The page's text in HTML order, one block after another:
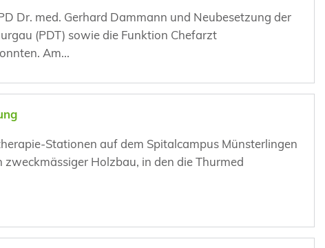
Dr. med. Gerhard Dammann und Neubesetzung der
(PDT) sowie die Funktion Chefarzt
Am...
Stationen auf dem Spitalcampus Münsterlingen
Holzbau, in den die Thurmed